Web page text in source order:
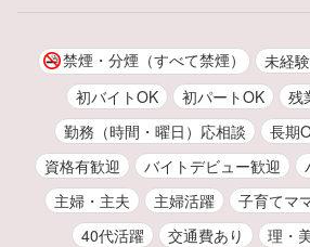
禁煙・分煙（すべて禁煙） 未経
初バイトOK
初パートOK
残
勤務（時間・曜日）応相談
長期
資格有歓迎
バイトデビュー歓迎
主婦・主夫
主婦活躍 子育てマ
40代活躍
交通費あり 理・